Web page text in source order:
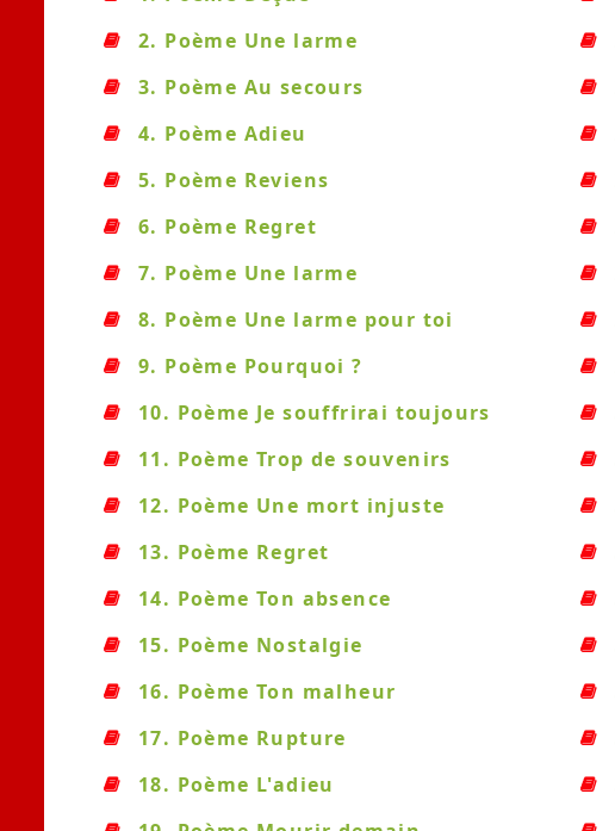
2. Poème Une larme
3. Poème Au secours
4. Poème Adieu
5. Poème Reviens
6. Poème Regret
7. Poème Une larme
8. Poème Une larme pour toi
9. Poème Pourquoi ?
10. Poème Je souffrirai toujours
11. Poème Trop de souvenirs
12. Poème Une mort injuste
13. Poème Regret
14. Poème Ton absence
15. Poème Nostalgie
16. Poème Ton malheur
17. Poème Rupture
18. Poème L'adieu